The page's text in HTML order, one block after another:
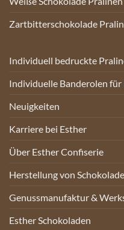
Zartbitterschokolade
Individuell bedruckte
Individuelle Banderolen
Neuigkeiten
Karriere bei Esther
Über Esther Confiserie
Herstellung von
Genussmanufaktur &
Esther Schokoladen